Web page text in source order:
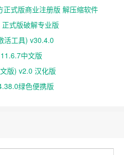
式版商业注册版 解压缩软件
式版破解专业版
活工具) v30.4.0
中文版
版) v2.0 汉化版
绿色便携版